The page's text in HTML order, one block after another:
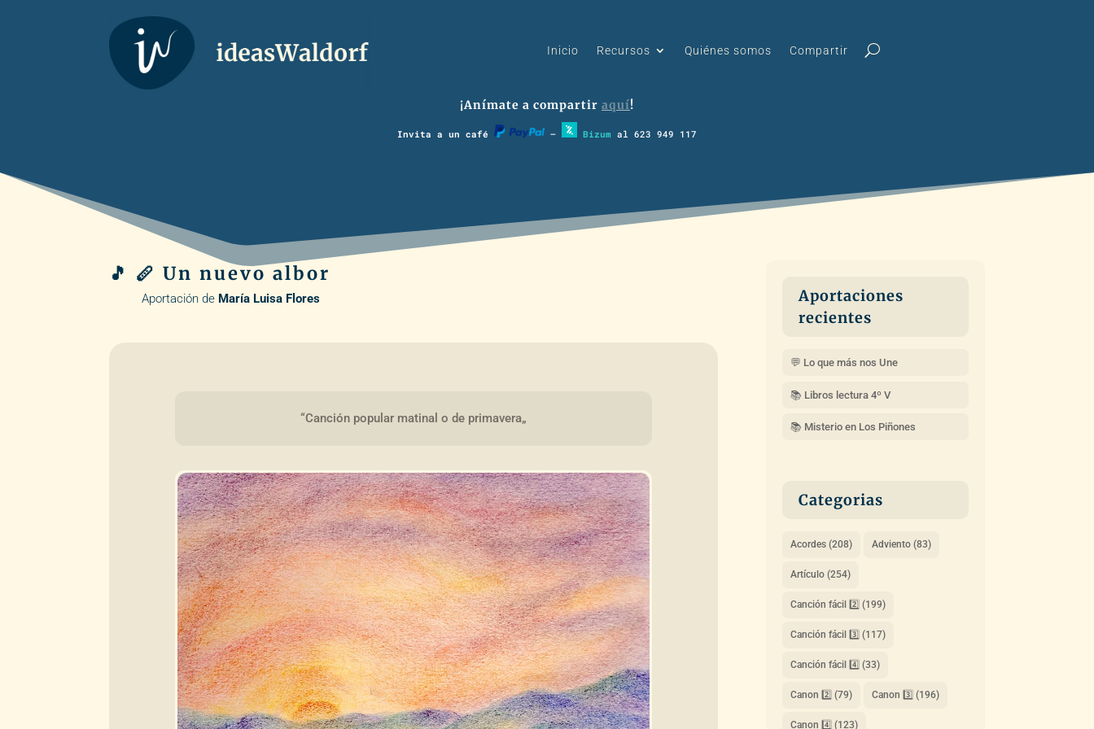
Inicio Recursos Quiénes somos Compartir
¡Anímate a compartir aquí!
Invita a un café – Bizum al 623 949 117
🎵 🪈 Un nuevo albor
Aportación de María Luisa Flores
“Canción popular matinal o de primavera„
Aportaciones
recientes
💬 Lo que más nos Une
📚 Libros lectura 4º V
📚 Misterio en Los Piñones
Categorias
Acordes(208) Adviento(83)
Artículo(254)
Canción fácil 2️⃣ (199)
Canción fácil 3️⃣ (117)
Canción fácil 4️⃣ (33)
Canon 2️⃣ (79) Canon 3️⃣ (196)
Canon 4️⃣ (123)